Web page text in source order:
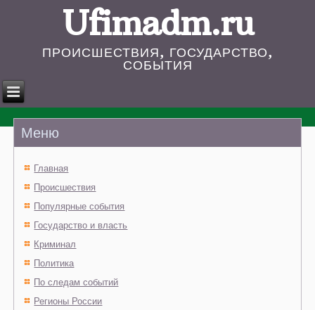
Ufimadm.ru
ПРОИСШЕСТВИЯ, ГОСУДАРСТВО,
СОБЫТИЯ
Меню
Главная
Происшествия
Популярные события
Государство и власть
Криминал
Политика
По следам событий
Регионы России